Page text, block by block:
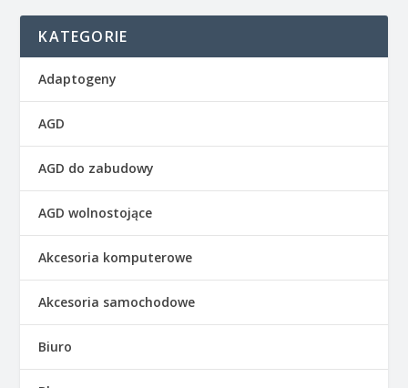
KATEGORIE
Adaptogeny
AGD
AGD do zabudowy
AGD wolnostojące
Akcesoria komputerowe
Akcesoria samochodowe
Biuro